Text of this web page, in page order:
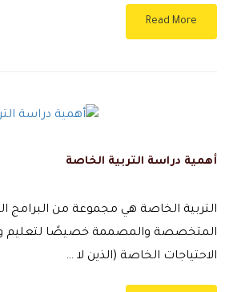
Read More
أهمية دراسة التربية الخاصة
التربية الخاصة هي مجموعة من البرامج
المتخصصة والمصممة خصيصًا لتعليم
الاحتياجات الخاصة (الذين لا …